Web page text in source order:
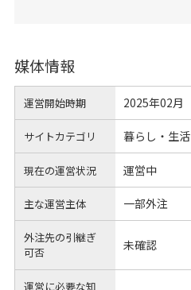
媒体情報
運営開始時期 2025年02月
サイトカテゴリ 暮らし・生活
現在の運営状況 運営中
主な運営主体 一部外注
外注先の引継ぎ
可否
未確認
運営に必要な知